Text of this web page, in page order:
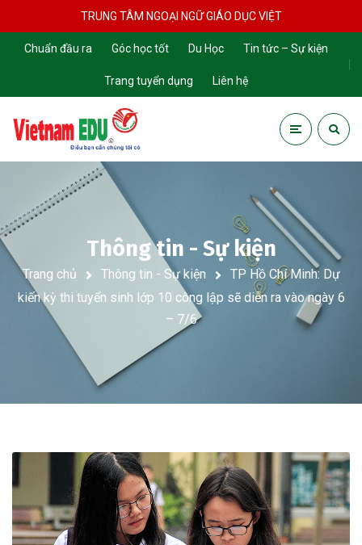
TRUNG TÂM NGOẠI NGỮ GIÁO DỤC VIỆT
Chuẩn đầu ra Góc học tốt Du Học Tin tức – Sự kiện
Trang tuyển dụng Liên hệ
Thông tin - Sự kiện
Trang chủ Thông tin - Sự kiện
TP Hồ Chí Minh: Dự
kiến kỳ thi tuyển sinh lớp 10 công lập sẽ diễn ra vào ngày 6
– 7/6